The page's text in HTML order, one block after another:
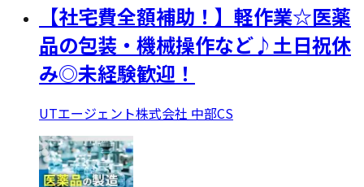
【社宅費全額補助！】軽作業☆医薬
品の包装・機械操作など♪土日祝休
み◎未経験歓迎！
UTエージェント株式会社 中部CS